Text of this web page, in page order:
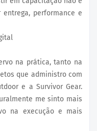
performance e
na prática, tanto na
que administro com
e a Survivor Gear.
me sinto mais
na execução e mais